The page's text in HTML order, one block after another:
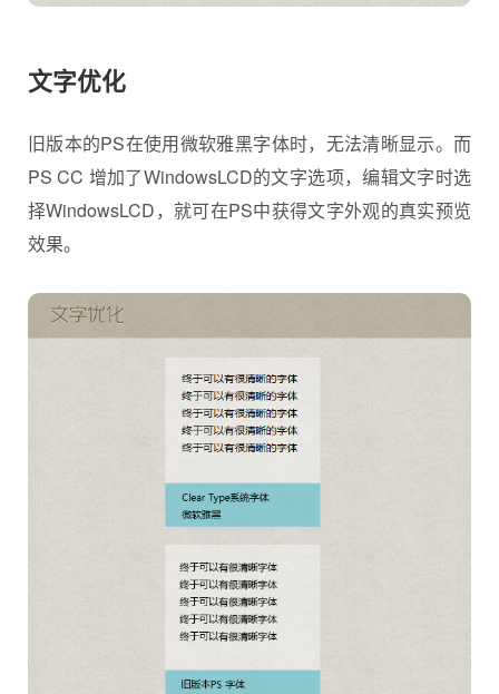
文字优化
旧版本的PS在使用微软雅黑字体时，无法清晰显示。而
PS CC 增加了WindowsLCD的文字选项，编辑文字时选
择WindowsLCD，就可在PS中获得文字外观的真实预览
效果。